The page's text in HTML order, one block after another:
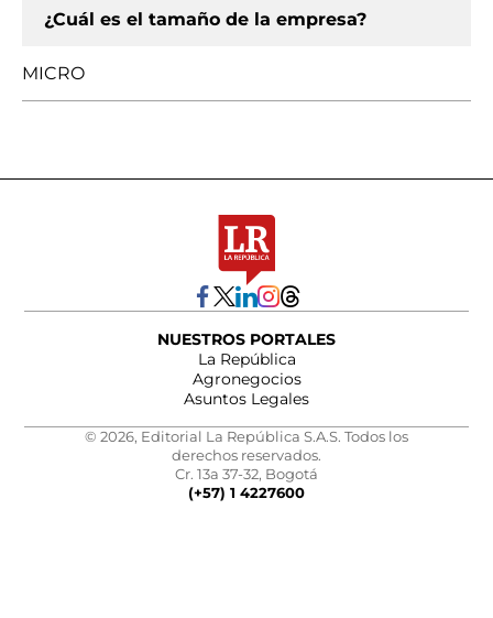
¿Cuál es el tamaño de la empresa?
MICRO
NUESTROS PORTALES
La República
Agronegocios
Asuntos Legales
© 2026, Editorial La República S.A.S. Todos los
derechos reservados.
Cr. 13a 37-32, Bogotá
(+57) 1 4227600